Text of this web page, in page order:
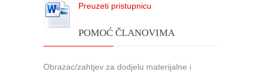
Preuzeti pristupnicu
POMOĆ ČLANOVIMA
Obrazac/zahtjev za dodjelu materijalne i